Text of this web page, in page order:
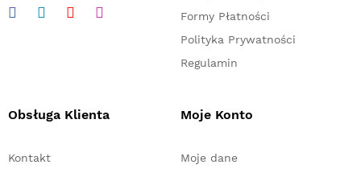
Formy Płatności
Polityka Prywatności
Regulamin
Obsługa Klienta
Kontakt
Moje Konto
Moje dane